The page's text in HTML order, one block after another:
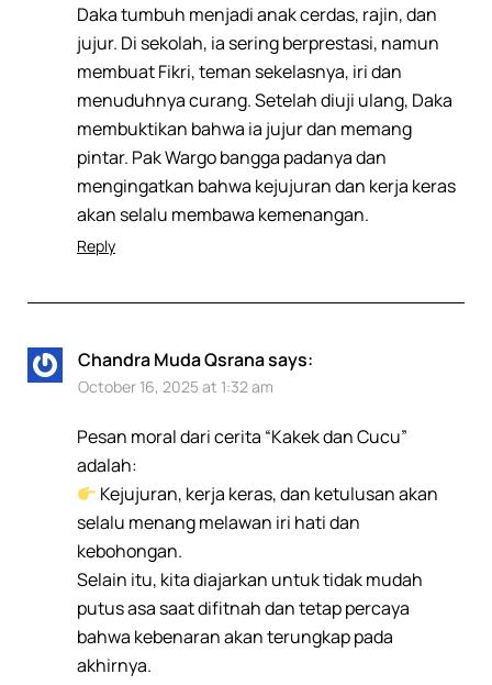
Daka tumbuh menjadi anak cerdas, rajin, dan
jujur. Di sekolah, ia sering berprestasi, namun
membuat Fikri, teman sekelasnya, iri dan
menuduhnya curang. Setelah diuji ulang, Daka
membuktikan bahwa ia jujur dan memang
pintar. Pak Wargo bangga padanya dan
mengingatkan bahwa kejujuran dan kerja keras
akan selalu membawa kemenangan.
Reply
Chandra Muda Qsranasays:
October 16, 2025 at 1:32 am
Pesan moral dari cerita “Kakek dan Cucu”
adalah:
Kejujuran, kerja keras, dan ketulusan akan
selalu menang melawan iri hati dan
kebohongan.
Selain itu, kita diajarkan untuk tidak mudah
putus asa saat difitnah dan tetap percaya
bahwa kebenaran akan terungkap pada
akhirnya.